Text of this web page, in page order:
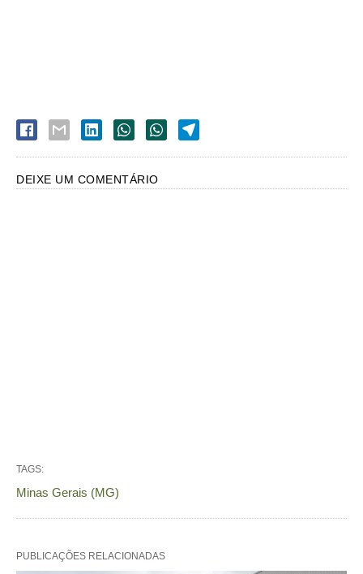
DEIXE UM COMENTÁRIO
TAGS:
Minas Gerais (MG)
PUBLICAÇÕES RELACIONADAS